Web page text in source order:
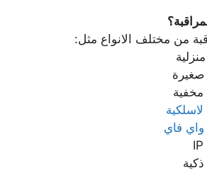
من مختلف الانواع مثل:
واي فاي